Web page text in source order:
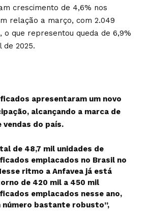
crescimento de 4,6% nos
relação a março, com 2.049
o que representou queda de 6,9%
2025.
apresentaram um novo
alcançando a marca de
do país.
de 48,7 mil unidades de
emplacados no Brasil no
ritmo a Anfavea já está
de 420 mil a 450 mil
emplacados nesse ano,
número bastante robusto”,